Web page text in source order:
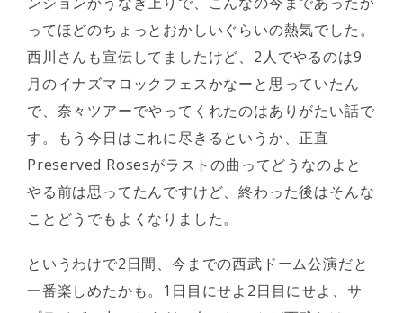
ってほどのちょっとおかしいぐらいの熱気でした。
西川さんも宣伝してましたけど、2人でやるのは9
月のイナズマロックフェスかなーと思っていたん
で、奈々ツアーでやってくれたのはありがたい話で
す。もう今日はこれに尽きるというか、正直
Preserved Rosesがラストの曲ってどうなのよと
やる前は思ってたんですけど、終わった後はそんな
ことどうでもよくなりました。
というわけで2日間、今までの西武ドーム公演だと
一番楽しめたかも。1日目にせよ2日目にせよ、サ